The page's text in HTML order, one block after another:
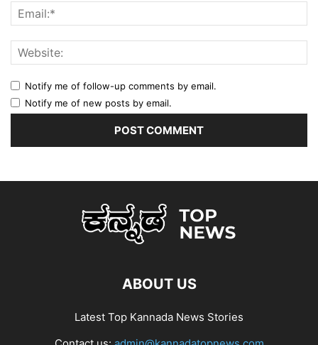
Notify me of follow-up comments by email.
Notify me of new posts by email.
ABOUT US
Latest Top Kannada News Stories